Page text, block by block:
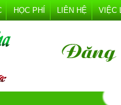
HỌC PHÍ LIÊN HỆ VIỆC